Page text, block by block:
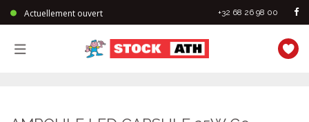
Actuellement ouvert +32 68 26 98 00